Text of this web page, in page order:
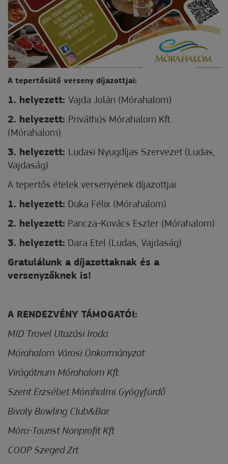
A tepertősütő verseny díjazottjai:
1. helyezett: Vajda Jolán (Mórahalom)
2. helyezett: Priváthús Mórahalom Kft.
(Mórahalom)
3. helyezett: Ludasi Nyugdíjas Szervezet (Ludas,
Vajdaság)
A tepertős ételek versenyének díjazottjai:
1. helyezett: Duka Félix (Mórahalom)
2. helyezett: Pancza-Kovács Eszter (Mórahalom)
3. helyezett: Dara Etel (Ludas, Vajdaság)
Gratulálunk a díjazottaknak és a
versenyzőknek is!
A RENDEZVÉNY TÁMOGATÓI:
MID Travel Utazási Iroda
Mórahalom Városi Önkormányzat
Virágátrium Mórahalom Kft.
Szent Erzsébet Mórahalmi Gyógyfürdő
Bivaly Bowling Club&Bar
Móra-Tourist Nonprofit Kft.
COOP Szeged Zrt.